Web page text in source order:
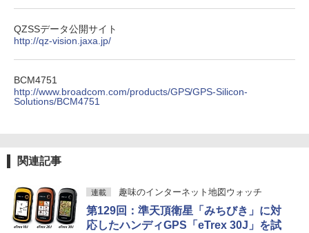
QZSSデータ公開サイト
http://qz-vision.jaxa.jp/
BCM4751
http://www.broadcom.com/products/GPS/GPS-Silicon-
Solutions/BCM4751
関連記事
連載 趣味のインターネット地図ウォッチ
第129回：準天頂衛星「みちびき」に対
応したハンディGPS「eTrex 30J」を試